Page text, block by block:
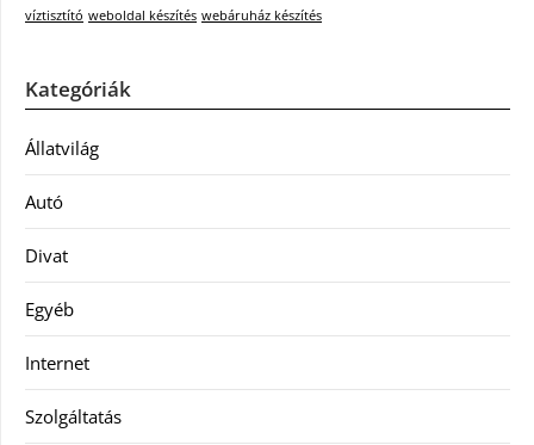
víztisztító weboldal készítés webáruház készítés
Kategóriák
Állatvilág
Autó
Divat
Egyéb
Internet
Szolgáltatás